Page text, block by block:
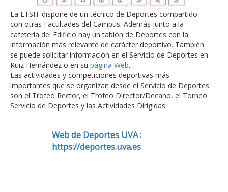
La ETSIT dispone de un técnico de Deportes compartido
con otras Facultades del Campus. Además junto a la
cafetería del Edificio hay un tablón de Deportes con la
información más relevante de carácter deportivo. También
se puede solicitar información en el Servicio de Deportes en
Ruiz Hernández o en su página Web.
Las actividades y competiciones deportivas más
importantes que se organizan desde el Servicio de Deportes
son el Trofeo Rector, el Trofeo Director/Decano, el Torneo
Servicio de Deportes y las Actividades Dirigidas
Web de Deportes UVA :
https://deportes.uva.es